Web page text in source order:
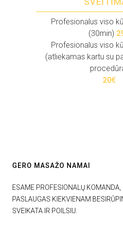
Profesionalus viso
(30min)
Profesionalus viso
(atliekamas kartu su
20€
GERO MASAŽO NAMAI
ESAME PROFESIONALŲ
PASLAUGAS KIEKVIENAM
SVEIKATA IR POILSIU.